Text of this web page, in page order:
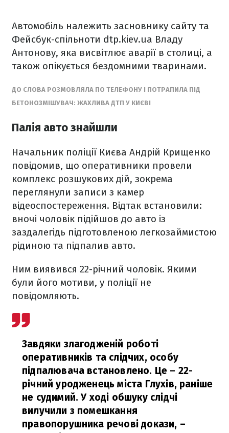
Автомобіль належить засновнику сайту та
Фейсбук-спільноти dtp.kiev.ua Владу
Антонову, яка висвітлює аварії в столиці, а
також опікується бездомними тваринами.
ДО СЛОВА РОЗМОВЛЯЛА ПО ТЕЛЕФОНУ І ПОТРАПИЛА ПІД
БЕТОНОЗМІШУВАЧ: ЖАХЛИВА ДТП У КИЄВІ
Палія авто знайшли
Начальник поліції Києва Андрій Крищенко
повідомив, що оперативники провели
комплекс розшукових дій, зокрема
переглянули записи з камер
відеоспостереження. Відтак встановили:
вночі чоловік підійшов до авто із
заздалегідь підготовленою легкозаймистою
рідиною та підпалив авто.
Ним виявився 22-річний чоловік. Якими
були його мотиви, у поліції не
повідомляють.
Завдяки злагодженій роботі
оперативників та слідчих, особу
підпалювача встановлено. Це – 22-
річний уродженець міста Глухів, раніше
не судимий. У ході обшуку слідчі
вилучили з помешкання
правопорушника речові докази, –